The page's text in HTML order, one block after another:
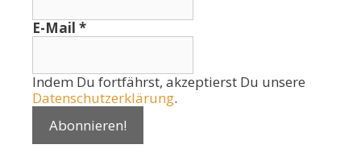
E-Mail *
Indem Du fortfährst, akzeptierst Du unsere
Datenschutzerklärung.